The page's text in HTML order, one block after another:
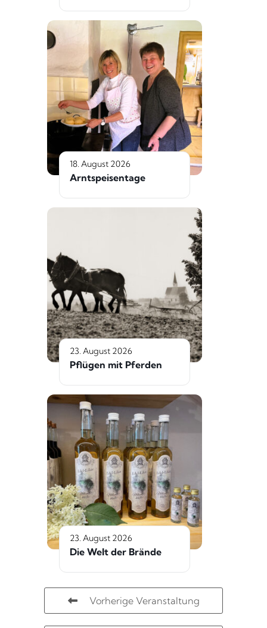
18. August 2026
Arntspeisentage
23. August 2026
Pflügen mit Pferden
23. August 2026
Die Welt der Brände
Vorherige Veranstaltung